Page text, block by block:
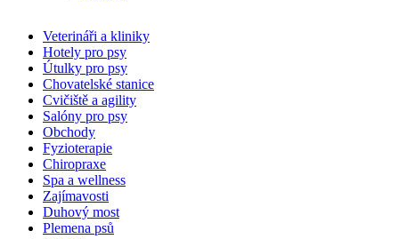
Veterináři a kliniky
Hotely pro psy
Útulky pro psy
Chovatelské stanice
Cvičiště a agility
Salóny pro psy
Obchody
Fyzioterapie
Chiropraxe
Spa a wellness
Zajímavosti
Duhový most
Plemena psů